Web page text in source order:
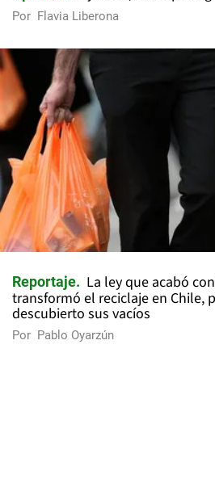
Por Flavia Liberona
Reportaje
La ley que acabó
transformó el reciclaje en Chile,
descubierto sus vacíos
Por Pablo Oyarzún